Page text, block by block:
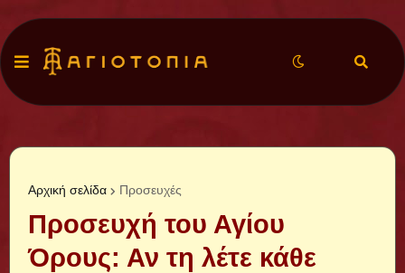
Αρχική σελίδα Προσευχές
Προσευχή του Αγίου
Όρους: Αν τη λέτε κάθε